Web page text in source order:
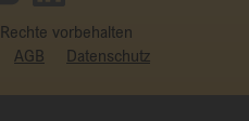
vorbehalten
AGB Datenschutz